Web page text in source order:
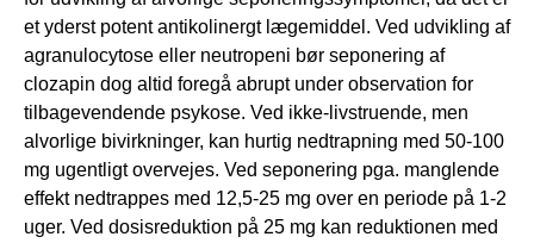
et yderst potent antikolinergt lægemiddel. Ved udvikling af
agranulocytose eller neutropeni bør seponering af
clozapin dog altid foregå abrupt under observation for
tilbagevendende psykose. Ved ikke-livstruende, men
alvorlige bivirkninger, kan hurtig nedtrapning med 50-100
mg ugentligt overvejes. Ved seponering pga. manglende
effekt nedtrappes med 12,5-25 mg over en periode på 1-2
uger. Ved dosisreduktion på 25 mg kan reduktionen med